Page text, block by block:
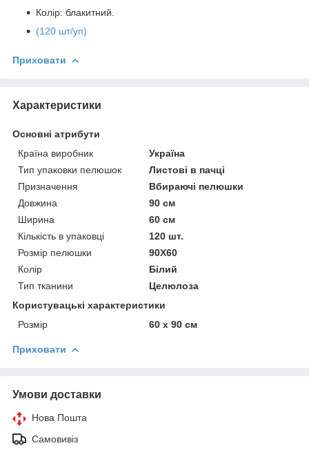
Колір: блакитний.
(120 шт/уп)
Приховати
Характеристики
Основні атрибути
Країна виробник
Україна
Тип упаковки пелюшок
Листові в пачці
Призначення
Вбираючі пелюшки
Довжина
90 см
Ширина
60 см
Кількість в упаковці
120 шт.
Розмір пелюшки
90Х60
Колір
Білий
Тип тканини
Целюлоза
Користувацькі характеристики
Розмір
60 х 90 см
Приховати
Умови доставки
Нова Пошта
Самовивіз